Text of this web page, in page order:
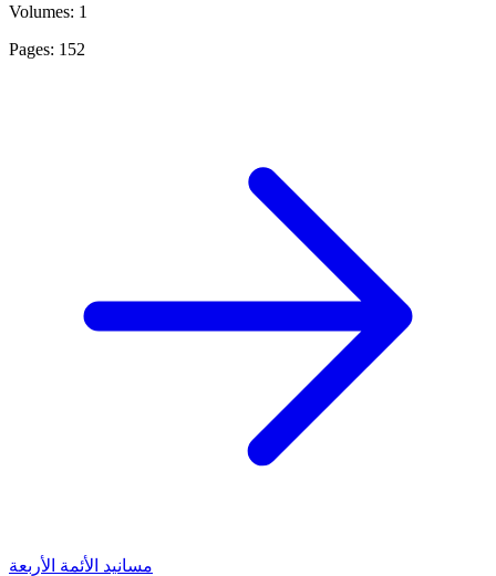
Volumes: 1
Pages: 152
مسانيد الأئمة الأربعة